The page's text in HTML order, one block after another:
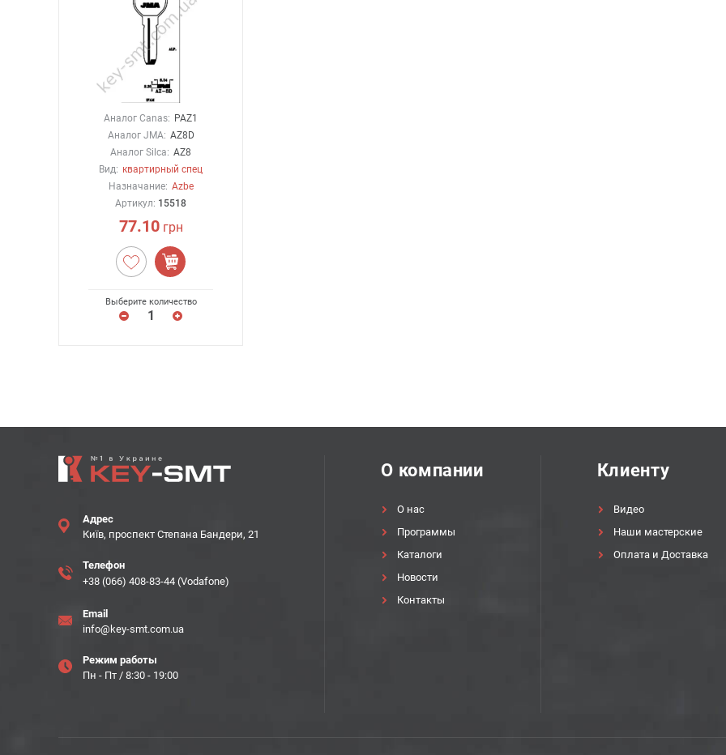
Аналог Canas: PAZ1
Аналог JMA: AZ8D
Аналог Silca: AZ8
Вид: квартирный спец
Назначание: Azbe
Артикул: 15518
77.10грн
Выберите количество
Адрес
Київ, проспект Степана Бандери, 21
Телефон
+38 (066) 408-83-44 (Vodafone)
Email
info@key-smt.com.ua
Режим работы
Пн - Пт / 8:30 - 19:00
О компании
О нас
Программы
Каталоги
Новости
Контакты
Клиенту
Видео
Наши мастерские
Оплата и Доставка